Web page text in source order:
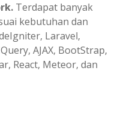
Terdapat banyak
kebutuhan dan
Laravel,
AJAX, BootStrap,
React, Meteor, dan